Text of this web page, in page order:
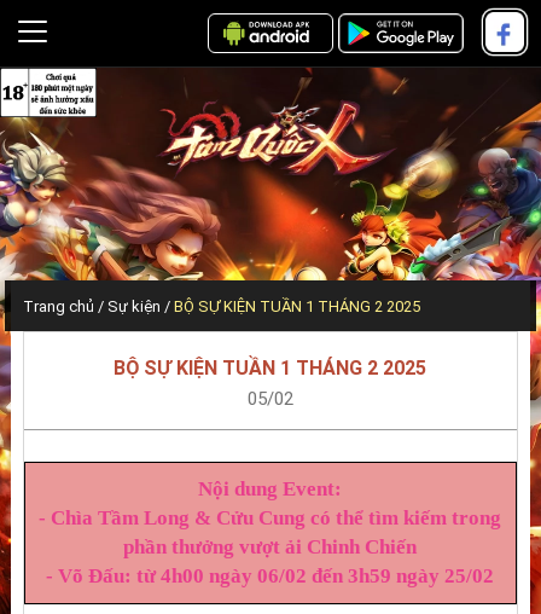
Trang chủ Sự kiện BỘ SỰ KIỆN TUẦN 1 THÁNG 2 2025
BỘ SỰ KIỆN TUẦN 1 THÁNG 2 2025
05/02
Nội dung Event:
- Chìa Tầm Long & Cửu Cung có thể tìm kiếm trong
phần thưởng vượt ải Chinh Chiến
- Võ Đấu: từ 4h00 ngày 06/02 đến 3h59 ngày 25/02